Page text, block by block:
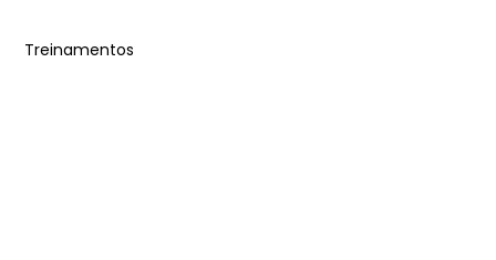
Treinamentos